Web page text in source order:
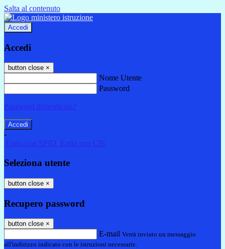
Salta al contenuto
Accedi
Accedi
button close ×
Nome Utente
Password
Password dimenticata?
-
Entra con SPID
Entra con CIE
Seleziona utente
button close ×
Recupero password
button close ×
E-mail Verrà inviato un messaggio
all'indirizzo indicato con le istruzioni necessarie.